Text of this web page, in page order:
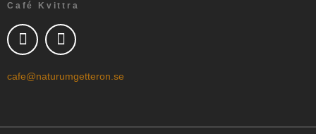
Café Kvittra
cafe@naturumgetteron.se